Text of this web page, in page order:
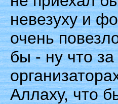
невезуху и
очень
бы - ну что
Аллаху, что